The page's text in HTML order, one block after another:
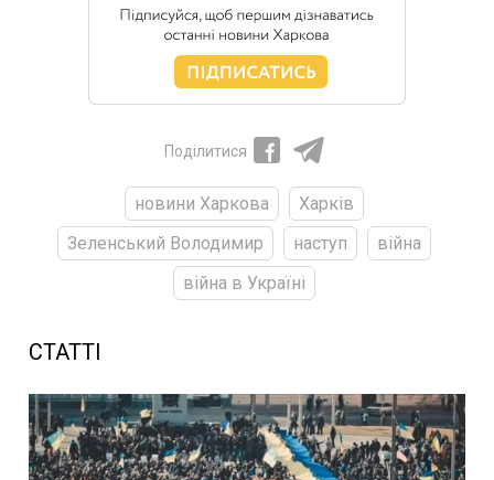
Поділитися
новини Харкова
Харків
Зеленський Володимир
наступ
війна
війна в Україні
СТАТТІ